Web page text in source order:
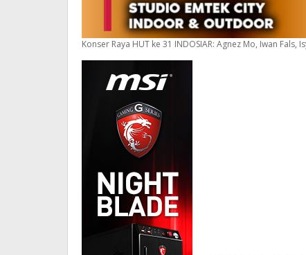
Konser Raya HUT ke 31 INDOSIAR: Agnez Mo, Iwan